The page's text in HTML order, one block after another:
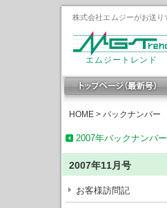
株式会社エムジーがお送
エムジートレンド
HOME > バックナンバー
2007年バックナンバー
2007年11月号
お客様訪問記